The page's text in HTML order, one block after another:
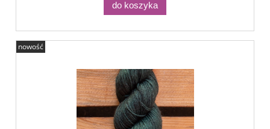
do koszyka
nowość